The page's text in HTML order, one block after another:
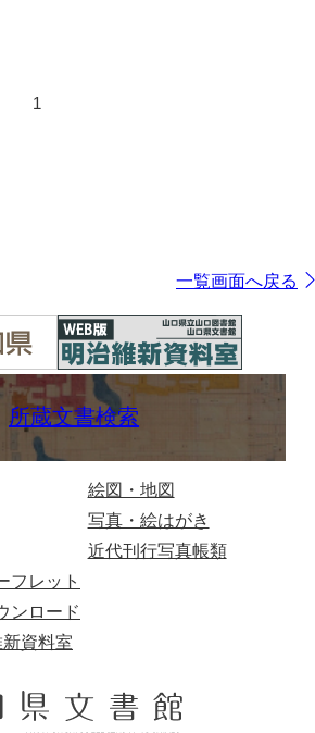
1
一覧画面へ戻る
所蔵文書検索
絵図・地図
写真・絵はがき
近代刊行写真帳類
フレット
ンロード
資料室